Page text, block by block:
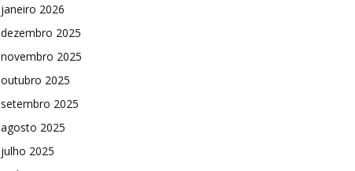
janeiro 2026
dezembro 2025
novembro 2025
outubro 2025
setembro 2025
agosto 2025
julho 2025